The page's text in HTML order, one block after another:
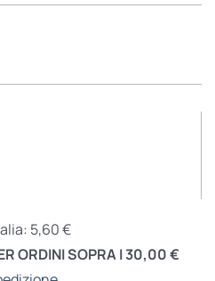
5,60 €
ORDINI SOPRA I 30,00 €